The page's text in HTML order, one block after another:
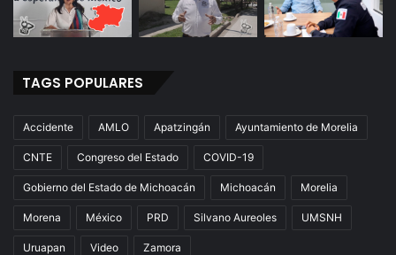
TAGS POPULARES
Accidente AMLO Apatzingán Ayuntamiento de Morelia
CNTE Congreso del Estado COVID-19
Gobierno del Estado de Michoacán Michoacán Morelia
Morena México PRD Silvano Aureoles UMSNH
Uruapan Video Zamora